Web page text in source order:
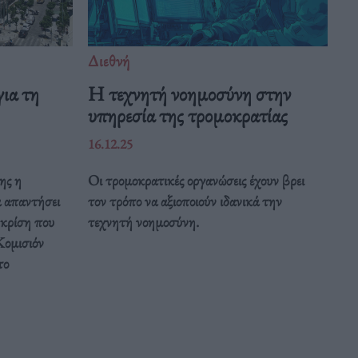
τη
η
που
Διεθνή
Η τεχνητή νοημοσύνη στην
υπηρεσία της τρομοκρατίας
16.12.25
Οι τρομοκρατικές οργανώσεις έχουν βρει
τον τρόπο να αξιοποιούν ιδανικά την
τεχνητή νοημοσύνη.